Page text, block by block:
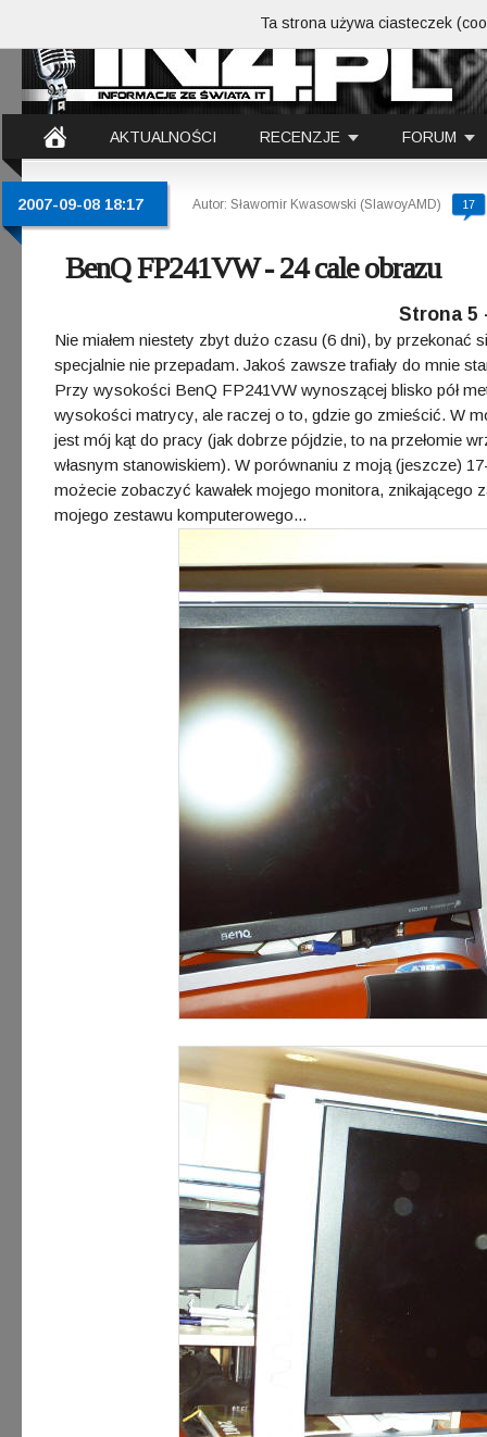
AKTUALNOŚCI RECENZJE FORUM
2007-09-08 18:17 Autor: Sławomir Kwasowski (SlawoyAMD) 17
BenQ FP241VW - 24 cale obrazu
Strona 5
Nie miałem niestety zbyt dużo czasu (6 dni), by
specjalnie nie przepadam. Jakoś zawsze trafiały do mnie
Przy wysokości BenQ FP241VW wynoszącej blisko pół
wysokości matrycy, ale raczej o to, gdzie go zmieścić. W
jest mój kąt do pracy (jak dobrze pójdzie, to na przełomie
własnym stanowiskiem). W porównaniu z moją (jeszcze)
możecie zobaczyć kawałek mojego monitora, znikającego
mojego zestawu komputerowego...
Ta strona używa ciasteczek